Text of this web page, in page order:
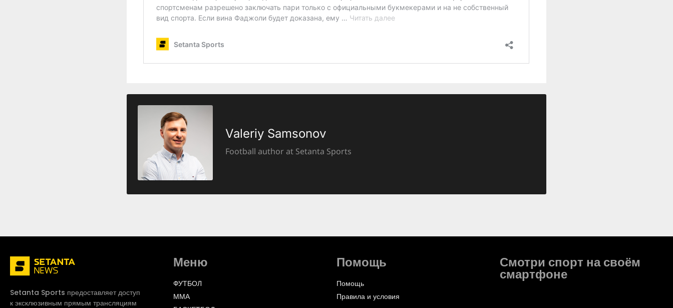
Valeriy Samsonov
Football author at Setanta Sports
Setanta Sports предоставляет доступ
к эксклюзивным прямым трансляциям
Меню
ФУТБОЛ
ММА
Помощь
Помощь
Правила и условия
Смотри спорт на своём
смартфоне